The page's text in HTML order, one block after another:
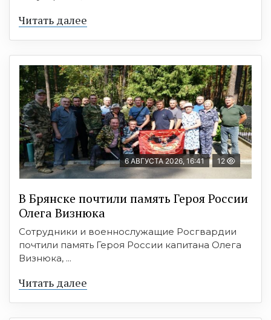
Читать далее
6 АВГУСТА 2026, 16:41 12
В Брянске почтили память Героя России
Олега Визнюка
Сотрудники и военнослужащие Росгвардии
почтили память Героя России капитана Олега
Визнюка, ...
Читать далее